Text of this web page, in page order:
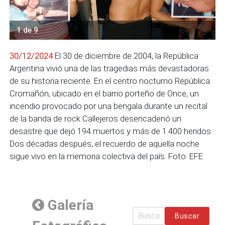
1 de 9
30/12/2024El 30 de diciembre de 2004, la República
Argentina vivió una de las tragedias más devastadoras
de su historia reciente. En el centro nocturno República
Cromañón, ubicado en el barrio porteño de Once, un
incendio provocado por una bengala durante un recital
de la banda de rock Callejeros desencadenó un
desastre que dejó 194 muertos y más de 1.400 heridos.
Dos décadas después, el recuerdo de aquella noche
sigue vivo en la memoria colectiva del país. Foto: EFE
Galería
Buscar